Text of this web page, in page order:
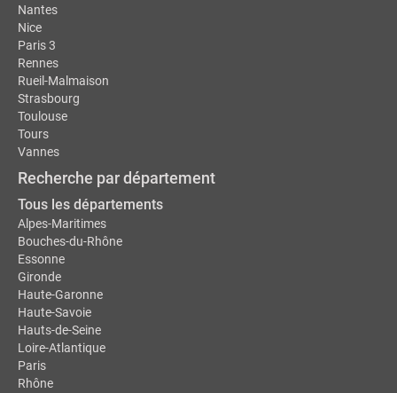
Nantes
Nice
Paris 3
Rennes
Rueil-Malmaison
Strasbourg
Toulouse
Tours
Vannes
Recherche par département
Tous les départements
Alpes-Maritimes
Bouches-du-Rhône
Essonne
Gironde
Haute-Garonne
Haute-Savoie
Hauts-de-Seine
Loire-Atlantique
Paris
Rhône